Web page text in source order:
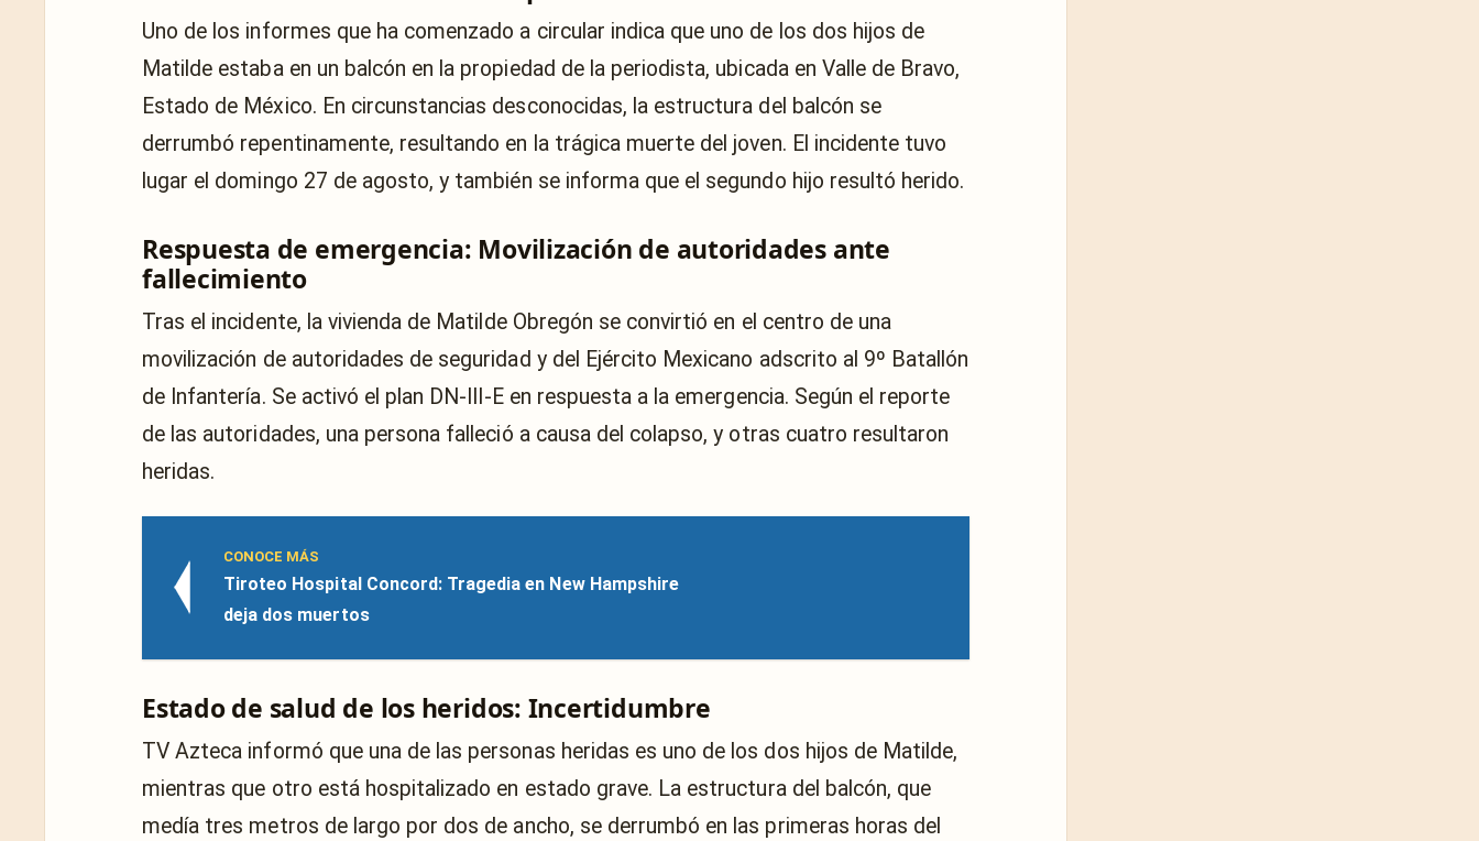
Uno de los informes que ha comenzado a circular indica que uno de los dos hijos de
Matilde estaba en un balcón en la propiedad de la periodista, ubicada en Valle de Bravo,
Estado de México. En circunstancias desconocidas, la estructura del balcón se
derrumbó repentinamente, resultando en la trágica muerte del joven. El incidente tuvo
lugar el domingo 27 de agosto, y también se informa que el segundo hijo resultó herido.
Respuesta de emergencia: Movilización de autoridades ante
fallecimiento
Tras el incidente, la vivienda de Matilde Obregón se convirtió en el centro de una
movilización de autoridades de seguridad y del Ejército Mexicano adscrito al 9º Batallón
de Infantería. Se activó el plan DN-III-E en respuesta a la emergencia. Según el reporte
de las autoridades, una persona falleció a causa del colapso, y otras cuatro resultaron
heridas.
CONOCE MÁS
Tiroteo Hospital Concord: Tragedia en New Hampshire
deja dos muertos
Estado de salud de los heridos: Incertidumbre
TV Azteca informó que una de las personas heridas es uno de los dos hijos de Matilde,
mientras que otro está hospitalizado en estado grave. La estructura del balcón, que
medía tres metros de largo por dos de ancho, se derrumbó en las primeras horas del